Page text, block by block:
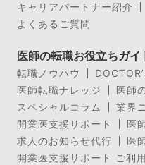
キャリアパートナー紹介
よくあるご質問
医師の転職お役立ちガイ
転職ノウハウ
医師転職ナレッジ
医師
スペシャルコラム
業界
開業医支援サポート
医
求人のお知らせ代行
医
開業医支援サポート ご利